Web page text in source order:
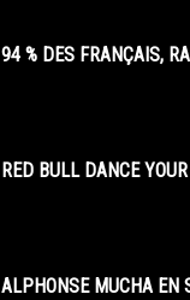
94 % DES FRANÇAIS,
RED BULL DANCE
ALPHONSE MUCHA EN